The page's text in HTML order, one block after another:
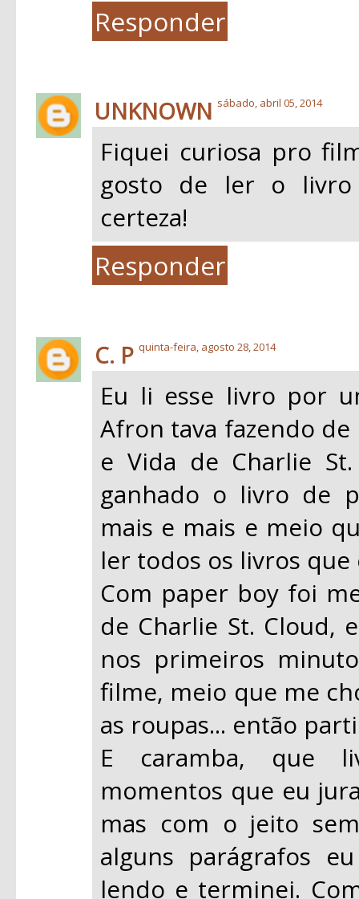
Responder
UNKNOWN sábado, abril 05, 2014
Fiquei curiosa pro
gosto de ler o livro
certeza!
Responder
C. P quinta-feira, agosto 28, 2014
Eu li esse livro por
Afron tava fazendo
e Vida de Charlie
ganhado o livro de
mais e mais e meio
ler todos os livros que
Com paper boy foi
de Charlie St. Cloud,
nos primeiros
filme, meio que me
as roupas... então
E caramba, que
momentos que eu
mas com o jeito
alguns parágrafos
lendo e terminei.